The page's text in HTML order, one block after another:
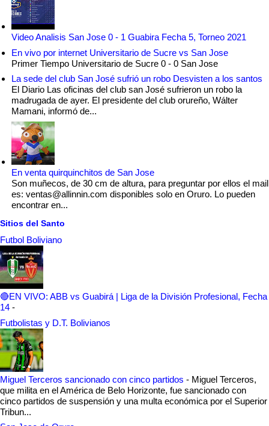
Video Analisis San Jose 0 - 1 Guabira Fecha 5, Torneo 2021
En vivo por internet Universitario de Sucre vs San Jose
Primer Tiempo Universitario de Sucre 0 - 0 San Jose
La sede del club San José sufrió un robo Desvisten a los santos
El Diario Las oficinas del club san José sufrieron un robo la
madrugada de ayer. El presidente del club orureño, Wálter
Mamani, informó de...
En venta quirquinchitos de San Jose
Son muñecos, de 30 cm de altura, para preguntar por ellos el mail
es: ventas@allinnin.com disponibles solo en Oruro. Lo pueden
encontrar en...
Sitios del Santo
Futbol Boliviano
🔴EN VIVO: ABB vs Guabirá | Liga de la División Profesional, Fecha
14 -
Futbolistas y D.T. Bolivianos
Miguel Terceros sancionado con cinco partidos - Miguel Terceros,
que milita en el América de Belo Horizonte, fue sancionado con
cinco partidos de suspensión y una multa económica por el Superior
Tribun...